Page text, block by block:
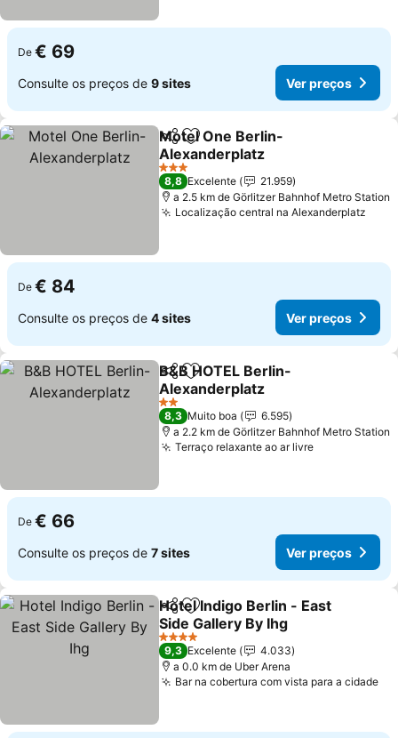
De € 69
Consulte os preços de 9 sites Ver preços
PartilharAdicionar aos favoritos
Motel One Berlin-
Alexanderplatz
3 Estrelas
8,8 Excelente
21.959
a 2.5 km de Görlitzer Bahnhof Metro Station
Localização central na Alexanderplatz
De € 84
Consulte os preços de 4 sites Ver preços
PartilharAdicionar aos favoritos
B&B HOTEL Berlin-
Alexanderplatz
2 Estrelas
8,3 Muito boa
6.595
a 2.2 km de Görlitzer Bahnhof Metro Station
Terraço relaxante ao ar livre
De € 66
Consulte os preços de 7 sites Ver preços
PartilharAdicionar aos favoritos
Hotel Indigo Berlin - East
Side Gallery By Ihg
4 Estrelas
9,3 Excelente
4.033
a 0.0 km de Uber Arena
Bar na cobertura com vista para a cidade